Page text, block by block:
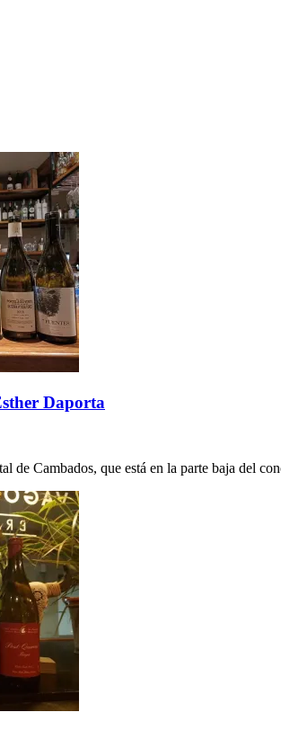
Daporta
de Cambados, que está en la parte baja del